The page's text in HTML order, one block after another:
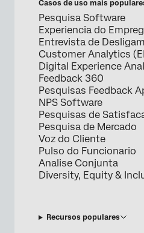
Casos de uso mais
Pesquisa Software
Experiencia do
Entrevista de
Customer Analytics
Digital Experience
Feedback 360
Pesquisas Feedback
NPS Software
Pesquisas de
Pesquisa de Mercado
Voz do Cliente
Pulso do Funcionario
Analise Conjunta
Diversity, Equity &
Recursos populares